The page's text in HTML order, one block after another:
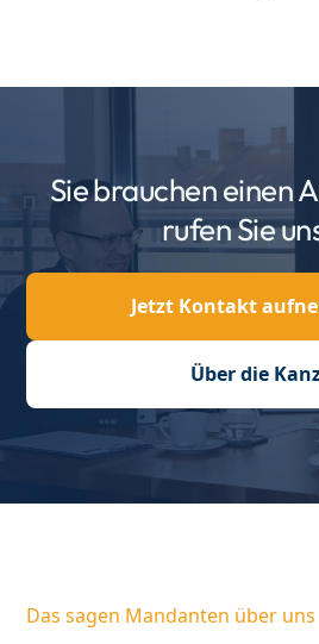
Sie brauchen einen
rufen Sie
Jetzt Kontakt
Über die
Das sagen Mandanten über uns